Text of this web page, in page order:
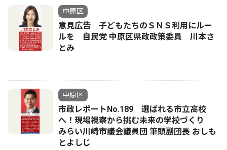
中原区
意見広告 子どもたちのＳＮＳ利用にルー
ルを 自民党 中原区県政政策委員 川本さ
とみ
中原区
市政レポートNo.189 選ばれる市立高校
へ！現場視察から挑む未来の学校づくり
みらい川崎市議会議員団 筆頭副団長 おしも
とよしじ